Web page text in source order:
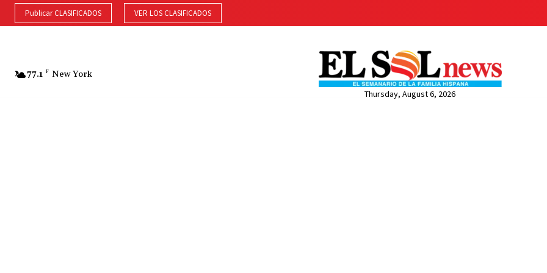
Publicar CLASIFICADOS VER LOS CLASIFICADOS
77.1 F New York
Thursday, August 6, 2026